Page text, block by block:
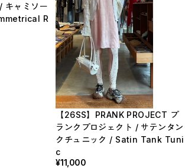
キャミソー
R
【26SS】PRANK PROJECT プ
ランクプロジェクト / サテンタン
クチュニック / Satin Tank Tuni
c
¥11,000